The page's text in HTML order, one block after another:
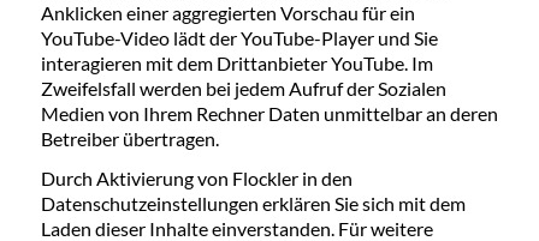
Anklicken einer aggregierten Vorschau für ein
YouTube-Video lädt der YouTube-Player und Sie
interagieren mit dem Drittanbieter YouTube. Im
Zweifelsfall werden bei jedem Aufruf der Sozialen
Medien von Ihrem Rechner Daten unmittelbar an deren
Betreiber übertragen.
Durch Aktivierung von Flockler in den
Datenschutzeinstellungen erklären Sie sich mit dem
Laden dieser Inhalte einverstanden. Für weitere